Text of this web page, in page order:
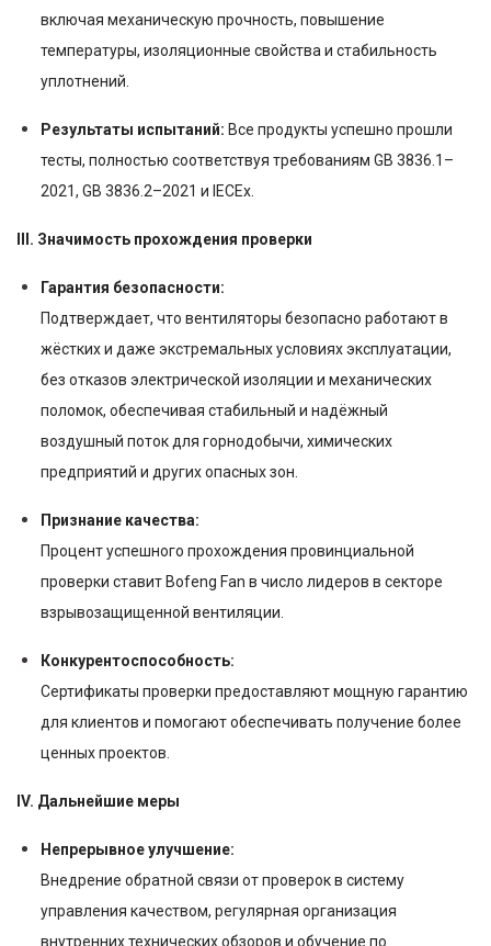
включая механическую прочность, повышение
температуры, изоляционные свойства и стабильность
уплотнений.
Результаты испытаний: Все продукты успешно прошли
тесты, полностью соответствуя требованиям GB 3836.1–
2021, GB 3836.2–2021 и IECEx.
III. Значимость прохождения проверки
Гарантия безопасности:
Подтверждает, что вентиляторы безопасно работают в
жёстких и даже экстремальных условиях эксплуатации,
без отказов электрической изоляции и механических
поломок, обеспечивая стабильный и надёжный
воздушный поток для горнодобычи, химических
предприятий и других опасных зон.
Признание качества:
Процент успешного прохождения провинциальной
проверки ставит Bofeng Fan в число лидеров в секторе
взрывозащищенной вентиляции.
Конкурентоспособность:
Сертификаты проверки предоставляют мощную гарантию
для клиентов и помогают обеспечивать получение более
ценных проектов.
IV. Дальнейшие меры
Непрерывное улучшение:
Внедрение обратной связи от проверок в систему
управления качеством, регулярная организация
внутренних технических обзоров и обучение по